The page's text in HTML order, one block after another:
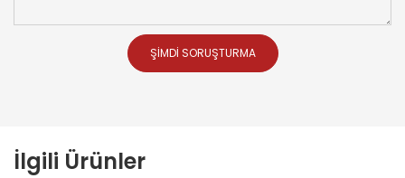
ŞIMDI SORUŞTURMA
İlgili Ürünler